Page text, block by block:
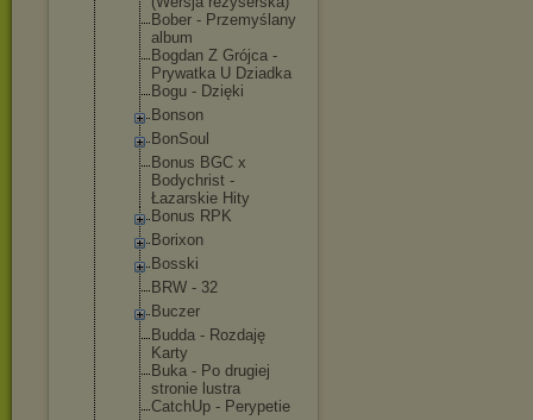
Bober - Przemyślany
album
Bogdan Z Grójca -
Prywatka U Dziadka
Bogu - Dzięki
Bonson
BonSoul
Bonus BGC x
Bodychrist -
Łazarskie Hity
Bonus RPK
Borixon
Bosski
BRW - 32
Buczer
Budda - Rozdaję
Karty
Buka - Po drugiej
stronie lustra
CatchUp - Perypetie